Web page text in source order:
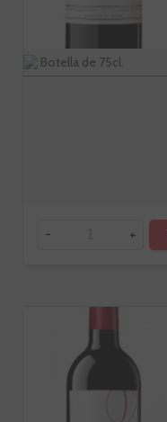
Botella de 75cl.
- +